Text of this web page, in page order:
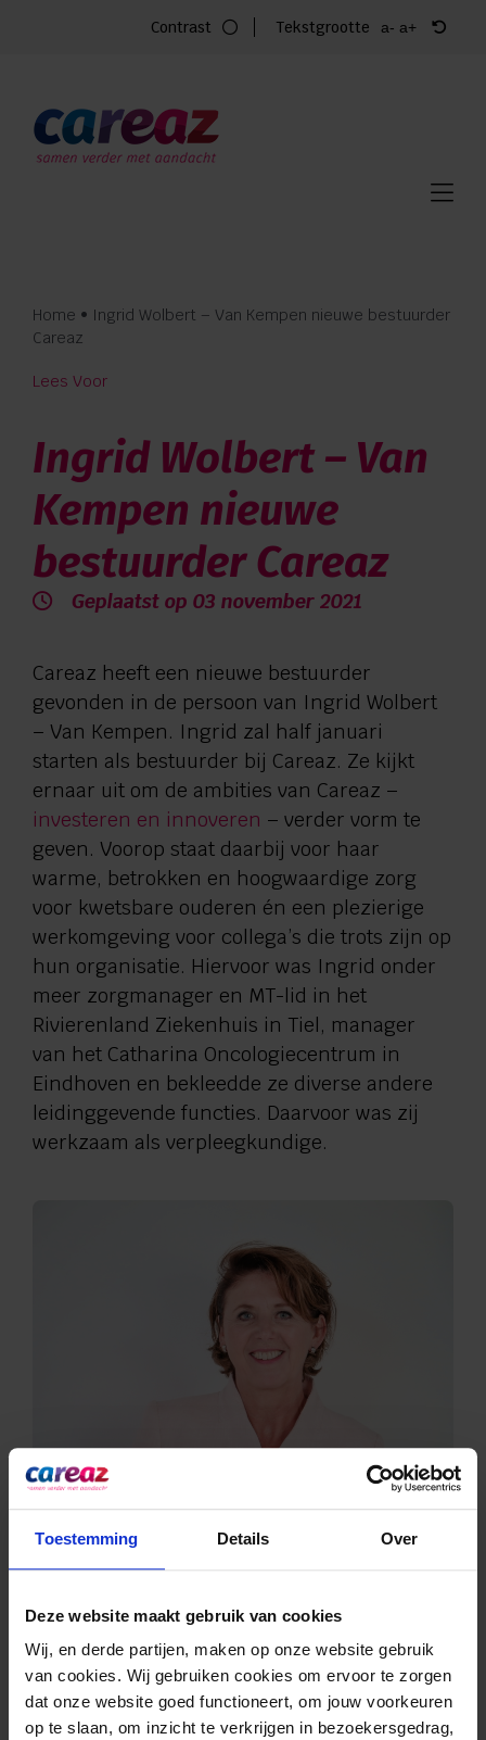
Toestemming Details Over
Deze website maakt gebruik van cookies
Wij, en derde partijen, maken op onze website gebruik
van cookies. Wij gebruiken cookies om ervoor te zorgen
dat onze website goed functioneert, om jouw voorkeuren
op te slaan, om inzicht te verkrijgen in bezoekersgedrag,
Contrast Tekstgrootte a- a+
Home • Ingrid Wolbert – Van Kempen nieuwe bestuurder
Careaz
Lees Voor
Ingrid Wolbert – Van
Kempen nieuwe
bestuurder Careaz
Geplaatst op 03 november 2021
Careaz heeft een nieuwe bestuurder
gevonden in de persoon van Ingrid Wolbert
– Van Kempen. Ingrid zal half januari
starten als bestuurder bij Careaz. Ze kijkt
ernaar uit om de ambities van Careaz –
investeren en innoveren – verder vorm te
geven. Voorop staat daarbij voor haar
warme, betrokken en hoogwaardige zorg
voor kwetsbare ouderen én een plezierige
werkomgeving voor collega’s die trots zijn op
hun organisatie. Hiervoor was Ingrid onder
meer zorgmanager en MT-lid in het
Rivierenland Ziekenhuis in Tiel, manager
van het Catharina Oncologiecentrum in
Eindhoven en bekleedde ze diverse andere
leidinggevende functies. Daarvoor was zij
werkzaam als verpleegkundige.
Zorg
Over Careaz
Familie
Vrijwilligers
Verwijzers
Contact
Vragen en advies:
088 110 6000
Zorg aan huis:
0544 745 555